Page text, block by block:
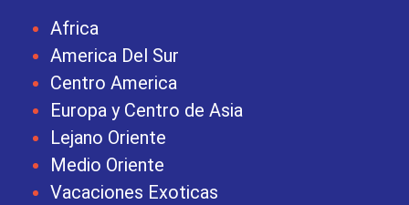
Africa
America Del Sur
Centro America
Europa y Centro de Asia
Lejano Oriente
Medio Oriente
Vacaciones Exoticas